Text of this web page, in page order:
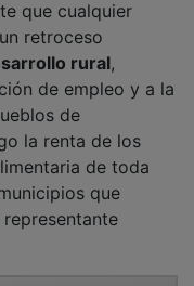
retroceso
rural
de empleo y a la
de
la renta de los
de toda
que